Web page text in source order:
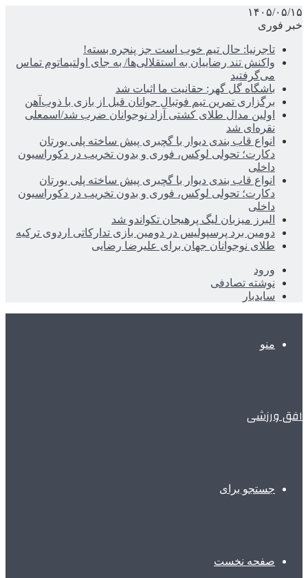
۱۴۰۵/۰۵/۱۵
خبر فوری
تاجرنیا: حال تیم خوب است جز پنجره بسته!
واکنش تند رضاییان به استقلالی‌ها/ به جای اولتیماتوم تماس
می‌گرفتید
باشگاه گل گهر: حقانیت ما اثبات شد
برگزاری تمرین تیم فوتبال جوانان قبل از بازی با ذوب‌آهن
اولین مدال طلای کشتی آزاد نوجوانان ضرب شد/اسمعلی
نقره‌ای شد
انواع قاب بندی دیوار با گچبری پیش ساخته پلی یورتان
دکارت؛ تحولی لوکس، فوری و بدون تخریب در دکوراسیون
داخلی
انواع قاب بندی دیوار با گچبری پیش ساخته پلی یورتان
دکارت؛ تحولی لوکس، فوری و بدون تخریب در دکوراسیون
داخلی
البرز میزبان لیگ پرهیجان تکواندو شد
دومین برد پرسپولیس در دومین بازی تدارکاتی اردوی ترکیه
طلای نوجوانان جهان برای علیرضا رضایی
ورود
نوشته تصادفی
سایدبار
منو
افق ورزشی
جستجو برای
صفحه نخست